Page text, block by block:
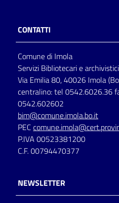
per
lettura
Seguici
su
CONTATTI
Comune di Imola
Servizi Bibliotecari e archivistici
Via Emilia 80, 40026 Imola
centralino: tel 0542.6026.36
0542.602602
bim@comune.imola.bo.it
PEC
P.IVA 00523381200
C.F. 00794470377
NEWSLETTER